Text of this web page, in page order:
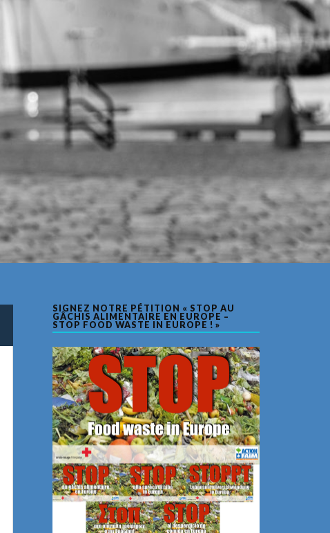
SIGNEZ NOTRE PÉTITION « STOP AU
GÂCHIS ALIMENTAIRE EN EUROPE –
STOP FOOD WASTE IN EUROPE ! »